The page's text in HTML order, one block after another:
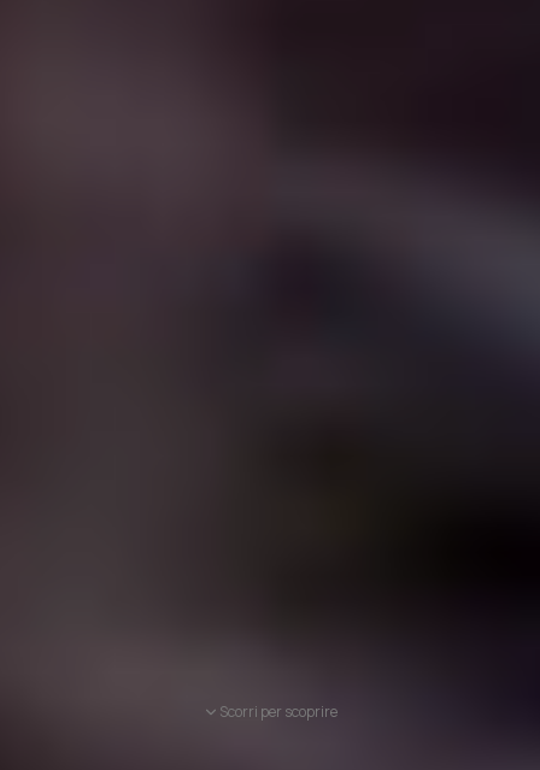
Scorri per scoprire